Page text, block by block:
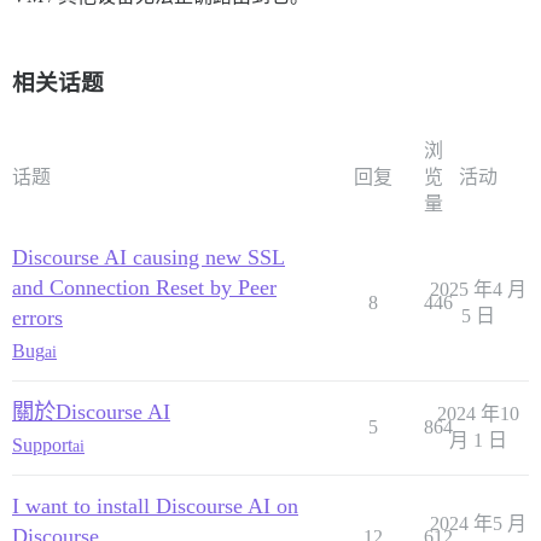
相关话题
话题 回复
浏
览
量
活动
Discourse AI causing new SSL
and Connection Reset by Peer
errors
Bugai
8 446
2025 年4 月
5 日
關於Discourse AI
Supportai
5 864
2024 年10
月 1 日
I want to install Discourse AI on
2024 年5 月